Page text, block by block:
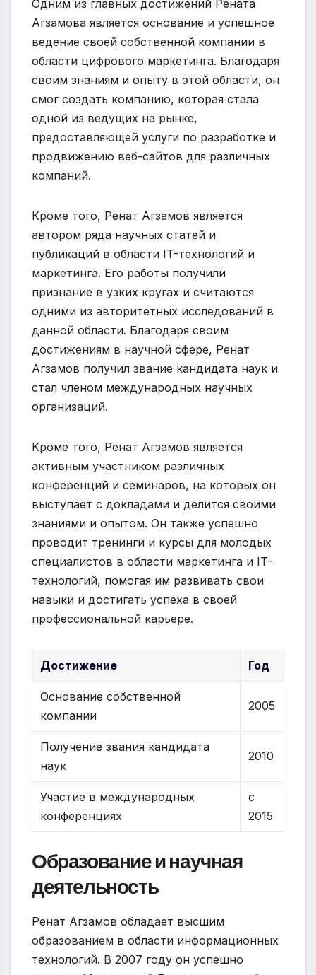
Одним из главных достижений Рената
Агзамова является основание и успешное
ведение своей собственной компании в
области цифрового маркетинга. Благодаря
своим знаниям и опыту в этой области, он
смог создать компанию, которая стала
одной из ведущих на рынке,
предоставляющей услуги по разработке и
продвижению веб-сайтов для различных
компаний.
Кроме того, Ренат Агзамов является
автором ряда научных статей и
публикаций в области IT-технологий и
маркетинга. Его работы получили
признание в узких кругах и считаются
одними из авторитетных исследований в
данной области. Благодаря своим
достижениям в научной сфере, Ренат
Агзамов получил звание кандидата наук и
стал членом международных научных
организаций.
Кроме того, Ренат Агзамов является
активным участником различных
конференций и семинаров, на которых он
выступает с докладами и делится своими
знаниями и опытом. Он также успешно
проводит тренинги и курсы для молодых
специалистов в области маркетинга и IT-
технологий, помогая им развивать свои
навыки и достигать успеха в своей
профессиональной карьере.
Достижение Год
Основание собственной
компании
2005
Получение звания кандидата
наук
2010
Участие в международных
конференциях
с
2015
Образование и научная
деятельность
Ренат Агзамов обладает высшим
образованием в области информационных
технологий. В 2007 году он успешно